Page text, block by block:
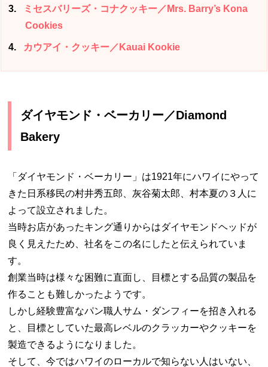
3
ミセスバリーズ・コナクッキー／Mrs. Barry’s Kona
Cookies
4 カウアイ・クッキー／Kauai Kookie
ダイヤモンド・ベーカリー／Diamond
Bakery
「ダイヤモンド・ベーカリー」は1921年にハワイにやって
きた日系移民の村井秀五郎、灰谷菊太郎、村本夏の３人に
よって設立されました。
当時お店があったキング通りからはダイヤモンドヘッドが
良く見えたため、社名をこの名にしたと伝えられていま
す。
創業当時は様々な困難に直面し、目標とする品質の製品を
作ることも難しかったようです。
しかし経験豊富なパン職人サム・ダンフィーを招き入れる
と、目標としていた最高レベルのクラッカーやクッキーを
製造できるようになりました。
そして、今ではハワイのローカルで知らない人はいない、